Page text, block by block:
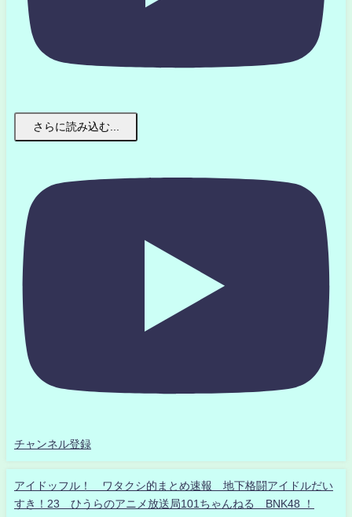
さらに読み込む...
チャンネル登録
アイドッフル！ ワタクシ的まとめ速報 地下格闘アイドルだい
すき！23 ひうらのアニメ放送局101ちゃんねる BNK48 ！